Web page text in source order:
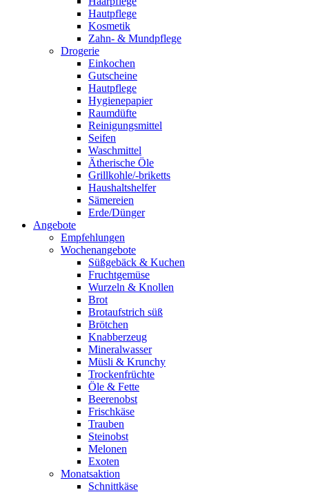
Hautpflege
Kosmetik
Zahn- & Mundpflege
Drogerie
Einkochen
Gutscheine
Hautpflege
Hygienepapier
Raumdüfte
Reinigungsmittel
Seifen
Waschmittel
Ätherische Öle
Grillkohle/-briketts
Haushaltshelfer
Sämereien
Erde/Dünger
Angebote
Empfehlungen
Wochenangebote
Süßgebäck & Kuchen
Fruchtgemüse
Wurzeln & Knollen
Brot
Brotaufstrich süß
Brötchen
Knabberzeug
Mineralwasser
Müsli & Krunchy
Trockenfrüchte
Öle & Fette
Beerenobst
Frischkäse
Trauben
Steinobst
Melonen
Exoten
Monatsaktion
Schnittkäse